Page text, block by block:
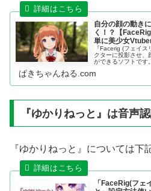
自分の顔の動き
く！？【
単に美少女
『Facerig (フェイ
クターに投影させ、
ができるソフトです
ぱきちゃんねる.com
『ゆかりねっと』は音声
『ゆかりねっと』については下
「FaceRig(フェ